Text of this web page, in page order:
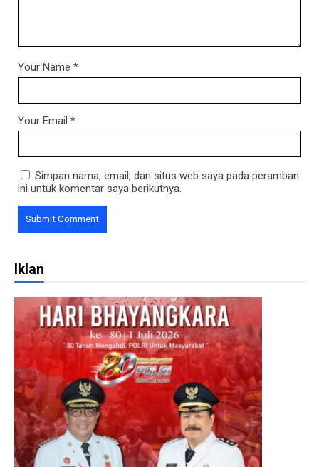
Your Name *
Your Email *
Simpan nama, email, dan situs web saya pada peramban
ini untuk komentar saya berikutnya.
Iklan